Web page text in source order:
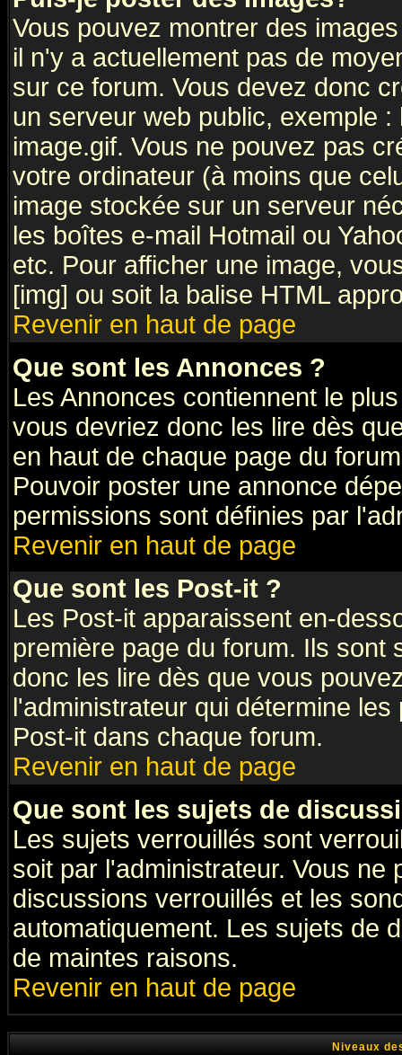
Vous pouvez montrer des
il n'y a actuellement pas de
sur ce forum. Vous devez donc
un serveur web public, exemple
image.gif. Vous ne pouvez pas
votre ordinateur (à moins que
image stockée sur un serveur
les boîtes e-mail Hotmail ou
etc. Pour afficher une image,
[img] ou soit la balise HTML
Revenir en haut de page
Que sont les Annonces ?
Les Annonces contiennent le
vous devriez donc les lire dès
en haut de chaque page du
Pouvoir poster une annonce
permissions sont définies par
Revenir en haut de page
Que sont les Post-it ?
Les Post-it apparaissent en-
première page du forum. Ils
donc les lire dès que vous
l'administrateur qui détermine
Post-it dans chaque forum.
Revenir en haut de page
Que sont les sujets de
Les sujets verrouillés sont
soit par l'administrateur. Vous
discussions verrouillés et les
automatiquement. Les sujets de
de maintes raisons.
Revenir en haut de page
Niveaux